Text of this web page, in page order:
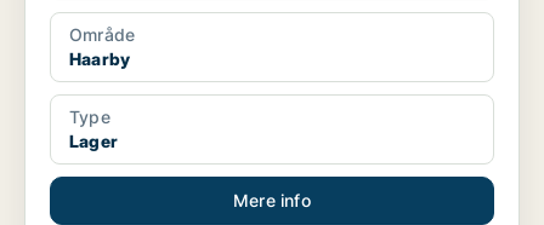
Område
Haarby
Type
Lager
Mere info